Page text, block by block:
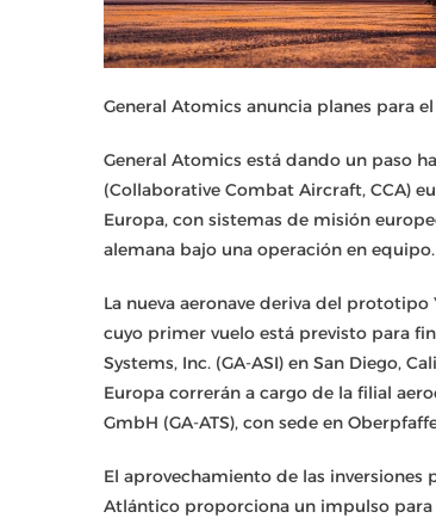
General Atomics anuncia planes para
General Atomics está dando un paso
(Collaborative Combat Aircraft, CCA)
Europa, con sistemas de misión
alemana bajo una operación en equipo.
La nueva aeronave deriva del prototipo
cuyo primer vuelo está previsto para
Systems, Inc. (GA-ASI) en San Diego,
Europa correrán a cargo de la filial
GmbH (GA-ATS), con sede en
El aprovechamiento de las inversiones
Atlántico proporciona un impulso para